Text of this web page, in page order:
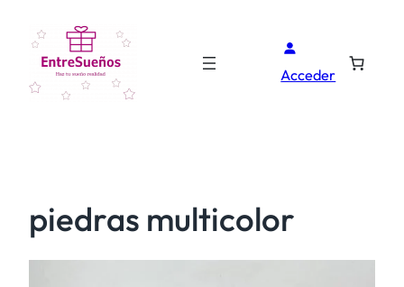
Acceder
piedras multicolor